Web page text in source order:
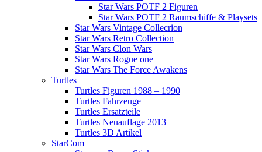
Star Wars POTF 2 Figuren
Star Wars POTF 2 Raumschiffe & Playsets
Star Wars Vintage Collecrion
Star Wars Retro Collection
Star Wars Clon Wars
Star Wars Rogue one
Star Wars The Force Awakens
Turtles
Turtles Figuren 1988 – 1990
Turtles Fahrzeuge
Turtles Ersatzteile
Turtles Neuauflage 2013
Turtles 3D Artikel
StarCom